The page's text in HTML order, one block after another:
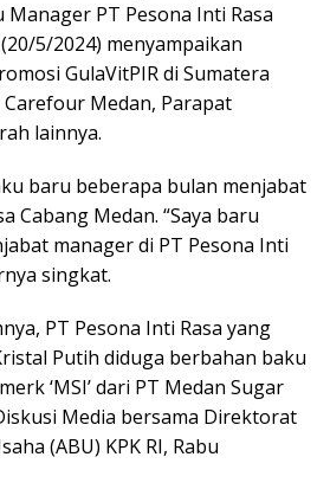
PT Pesona Inti Rasa
5/2024) menyampaikan
GulaVitPIR di Sumatera
Medan, Parapat
lainnya.
baru beberapa bulan menjabat
Cabang Medan. “Saya baru
manager di PT Pesona Inti
singkat.
PT Pesona Inti Rasa yang
Putih diduga berbahan baku
‘MSI’ dari PT Medan Sugar
Media bersama Direktorat
(ABU) KPK RI, Rabu